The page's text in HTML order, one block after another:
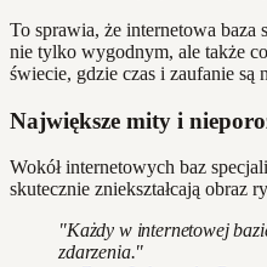
To sprawia, że internetowa baza
nie tylko wygodnym, ale także
świecie, gdzie czas i zaufanie są
Największe mity i
Wokół internetowych baz
skutecznie zniekształcają obraz
"Każdy w internetowej
zdarzenia."